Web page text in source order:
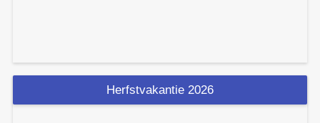
Herfstvakantie 2026